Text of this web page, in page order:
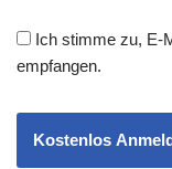
Ich stimme zu, E-
empfangen.
Kostenlos